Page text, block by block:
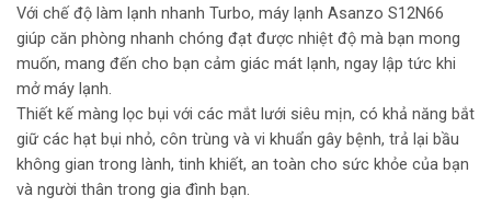
Với chế độ làm lạnh nhanh Turbo, máy lạnh Asanzo S12N66
giúp căn phòng nhanh chóng đạt được nhiệt độ mà bạn mong
muốn, mang đến cho bạn cảm giác mát lạnh, ngay lập tức khi
mở máy lạnh.
Thiết kế màng lọc bụi với các mắt lưới siêu mịn, có khả năng bắt
giữ các hạt bụi nhỏ, côn trùng và vi khuẩn gây bệnh, trả lại bầu
không gian trong lành, tinh khiết, an toàn cho sức khỏe của bạn
và người thân trong gia đình bạn.